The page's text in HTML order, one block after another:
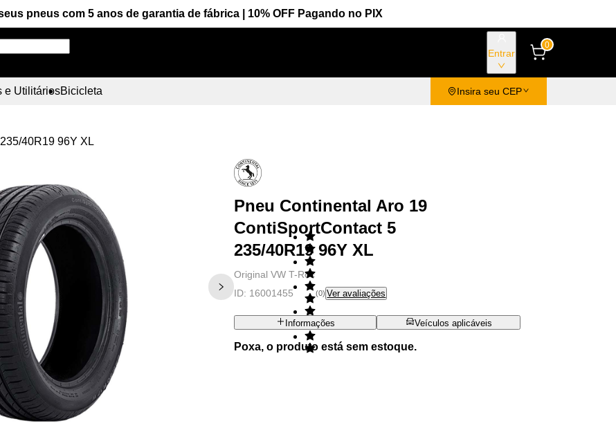
pneus com 5 anos de garantia de fábrica | 10% OFF Pagando no PIX
Entrar
0
e UtilitáriosBicicleta Insira seu CEP
40R19 96Y XL
Pneu Continental Aro 19
ContiSportContact 5
235/40R19 96Y XL
Original VW T-Roc
ID: 16001455 (0) Ver avaliações
Informações Veículos aplicáveis
Poxa, o produto está sem estoque.